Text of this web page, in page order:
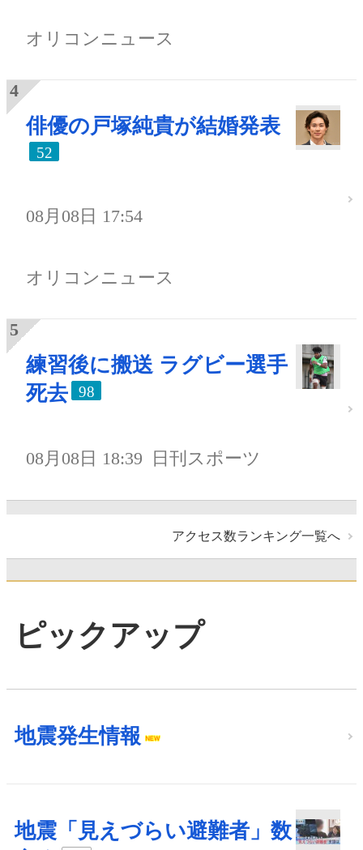
オリコンニュース
俳優の戸塚純貴が結婚発表
52
08月08日 17:54
オリコンニュース
練習後に搬送 ラグビー選手
死去
98
08月08日 18:39 日刊スポーツ
アクセス数ランキング一覧へ
ピックアップ
地震発生情報
地震「見えづらい避難者」数